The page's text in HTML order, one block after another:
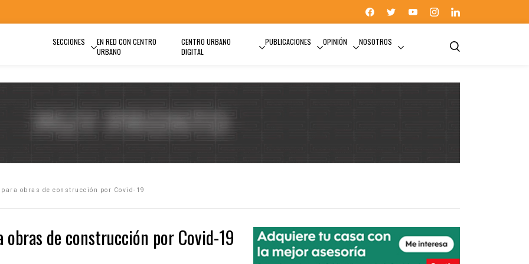
SECCIONES
EN RED CON CENTRO
URBANO
CENTRO URBANO
DIGITAL
PUBLICACIONES OPINIÓN NOSOTROS
para obras de construcción por Covid-19
de construcción por Covid-19